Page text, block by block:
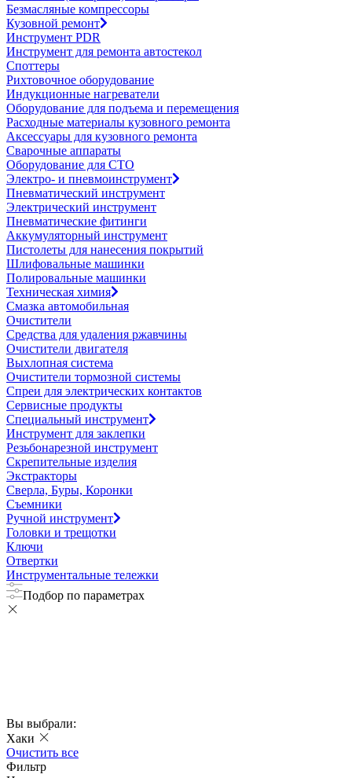
Безмасляные компрессоры
Кузовной ремонт
Инструмент PDR
Инструмент для ремонта автостекол
Споттеры
Рихтовочное оборудование
Индукционные нагреватели
Оборудование для подъема и перемещения
Расходные материалы кузовного ремонта
Аксессуары для кузовного ремонта
Сварочные аппараты
Оборудование для СТО
Электро- и пневмоинструмент
Пневматический инструмент
Электрический инструмент
Пневматические фитинги
Аккумуляторный инструмент
Пистолеты для нанесения покрытий
Шлифовальные машинки
Полировальные машинки
Техническая химия
Смазка автомобильная
Очистители
Средства для удаления ржавчины
Очистители двигателя
Выхлопная система
Очистители тормозной системы
Спреи для электрических контактов
Сервисные продукты
Специальный инструмент
Инструмент для заклепки
Резьбонарезной инструмент
Скрепительные изделия
Экстракторы
Сверла, Буры, Коронки
Съемники
Ручной инструмент
Головки и трещотки
Ключи
Отвертки
Инструментальные тележки
Подбор по параметрах
Вы выбрали:
Хаки
Очистить все
Фильтр